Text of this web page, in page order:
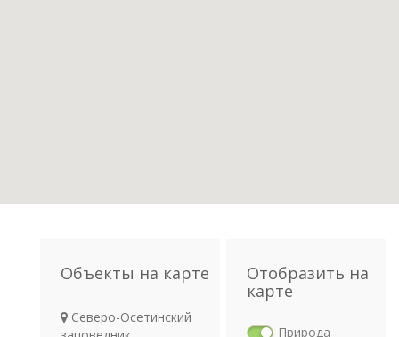
Объекты на карте
Северо-Осетинский
Отобразить на
карте
Природа